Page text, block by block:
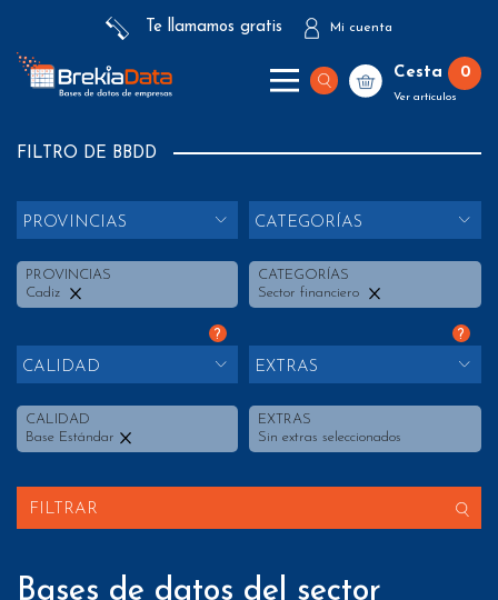
Te llamamos gratis Mi cuenta
Cesta 0
Ver artículos
FILTRO DE BBDD
PROVINCIAS
PROVINCIAS
Cadiz
CATEGORÍAS
CATEGORÍAS
Sector financiero
?
CALIDAD
CALIDAD
Base Estándar
?
EXTRAS
EXTRAS
Sin extras seleccionados
FILTRAR
Bases de datos del sector